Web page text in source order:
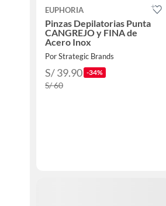
EUPHORIA
Pinzas Depilatorias Punta
CANGREJO y FINA de
Acero Inox
Por Strategic Brands
S/ 39.90 -34%
S/ 60